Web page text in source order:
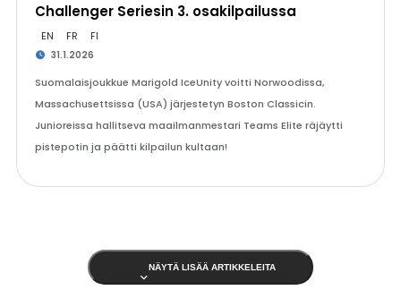
Challenger Seriesin 3. osakilpailussa
EN FR FI
31.1.2026
Suomalaisjoukkue Marigold IceUnity voitti Norwoodissa,
Massachusettsissa (USA) järjestetyn Boston Classicin.
Junioreissa hallitseva maailmanmestari Teams Elite räjäytti
pistepotin ja päätti kilpailun kultaan!
NÄYTÄ LISÄÄ ARTIKKELEITA